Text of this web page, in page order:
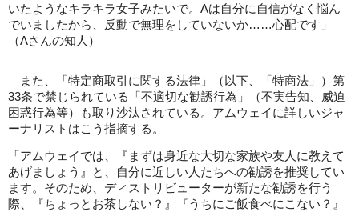
いたようなキラキラ女子みたいで。Aは自分に自信がなく悩ん
でいましたから、反動で無理をしていないか……心配です」
（Aさんの知人）
また、「特定商取引に関する法律」（以下、「特商法」）第
33条で禁じられている「不適切な勧誘行為」（不実告知、威迫
困惑行為等）も取り沙汰されている。アムウェイに詳しいジャ
ーナリストはこう指摘する。
「アムウェイでは、『まずは身近な大切な家族や友人に教えて
あげましょう』と、自分に近しい人たちへの勧誘を推奨してい
ます。そのため、ディストリビューターが新たな勧誘を行う
際、『ちょっとお茶しない？』『うちにご飯食べにこない？』